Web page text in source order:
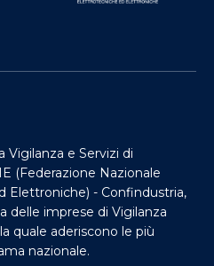
Vigilanza e Servizi di
(Federazione Nazionale
Elettroniche) - Confindustria,
delle imprese di Vigilanza
quale aderiscono le più
nazionale.